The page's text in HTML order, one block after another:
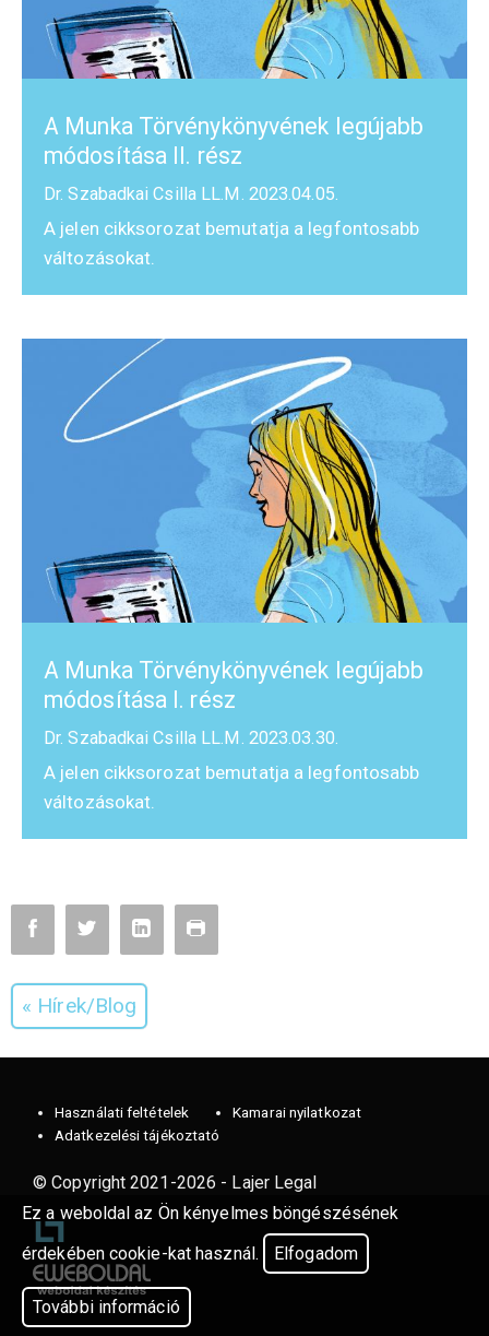
A Munka Törvénykönyvének legújabb
módosítása II. rész
Dr. Szabadkai Csilla LL.M. 2023.04.05.
A jelen cikksorozat bemutatja a legfontosabb
változásokat.
A Munka Törvénykönyvének legújabb
módosítása I. rész
Dr. Szabadkai Csilla LL.M. 2023.03.30.
A jelen cikksorozat bemutatja a legfontosabb
változásokat.
« Hírek/Blog
Használati feltételek
Kamarai nyilatkozat
Adatkezelési tájékoztató
© Copyright 2021-2026 - Lajer Legal
Ez a weboldal az Ön kényelmes böngészésének
érdekében cookie-kat használ.
Elfogadom
További információ